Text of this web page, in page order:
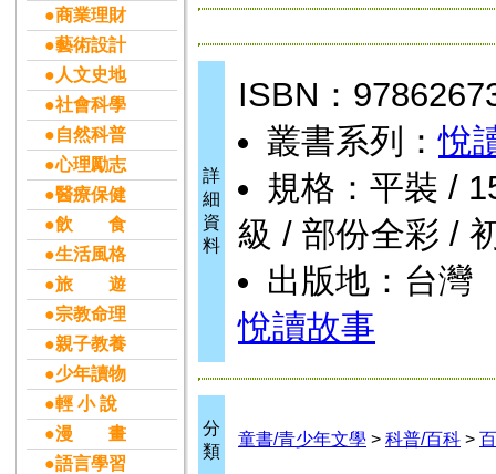
●商業理財
●藝術設計
●人文史地
●社會科學
●自然科普
●心理勵志
●醫療保健
●飲 食
●生活風格
●旅 遊
●宗教命理
●親子教養
●少年讀物
●輕 小 說
●漫 畫
●語言學習
詳
細
資
料
ISBN：
叢書系列：悅
規格：平裝 /
級 / 部份全彩 /
出版地：台灣
悅讀故事
分
類
童書/青少年文學 > 科普/百科 >